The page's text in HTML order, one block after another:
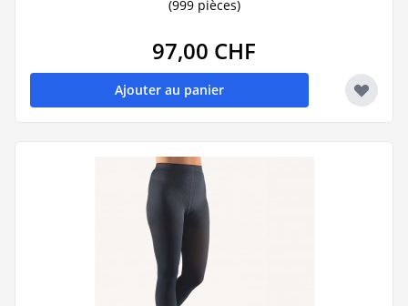
(999 pièces)
97,00 CHF
Ajouter au panier